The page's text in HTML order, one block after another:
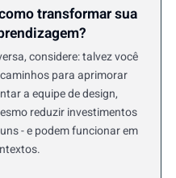
transformar sua
considere: talvez você
para aprimorar
a equipe de design,
reduzir investimentos
- e podem funcionar em